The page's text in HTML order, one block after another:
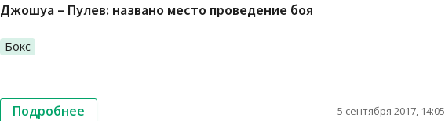
Джошуа – Пулев: названо место проведение боя
Бокс
Подробнее 5 сентября 2017, 14:05